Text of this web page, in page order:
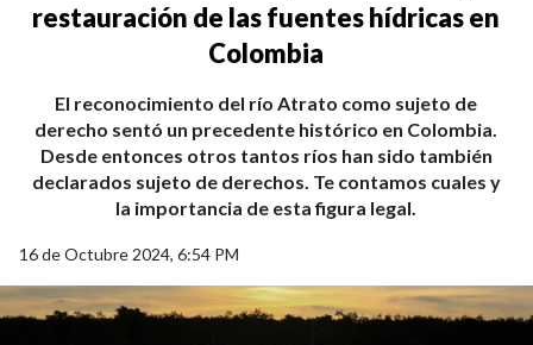
restauración de las fuentes hídricas en
Colombia
El reconocimiento del río Atrato como sujeto de
derecho sentó un precedente histórico en Colombia.
Desde entonces otros tantos ríos han sido también
declarados sujeto de derechos. Te contamos cuales y
la importancia de esta figura legal.
16 de Octubre 2024, 6:54 PM